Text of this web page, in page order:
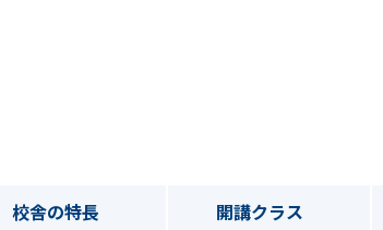
校舎の特長 開講クラス